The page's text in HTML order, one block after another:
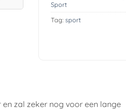
Sport
Tag: sport
zal zeker nog voor een lange